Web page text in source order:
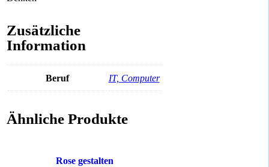
Zusätzliche
Information
Beruf IT, Computer
Ähnliche Produkte
Rose gestalten